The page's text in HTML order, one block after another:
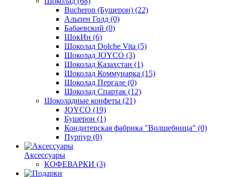
Bucheron (Бушерон) (22)
Альпен Голд (0)
Бабаевский (0)
ШокИн (6)
Шоколад Dolche Vita (5)
Шоколад JOYCO (3)
Шоколад Казахстан (1)
Шоколад Коммунарка (15)
Шоколад Пергале (0)
Шоколад Спартак (12)
Шоколадные конфеты (21)
JOYCO (19)
Бушерон (1)
Кондитерская фабрика "Волшебница" (0)
Пурпур (0)
Аксессуары
КОФЕВАРКИ (3)